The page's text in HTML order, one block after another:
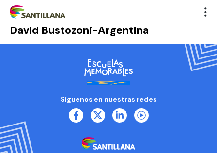
David Bustozoni-Argentina
Síguenos en nuestras redes